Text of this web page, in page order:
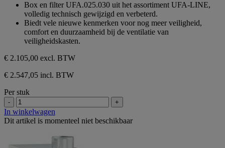
sterren.
Box en filter UFA.025.030 uit het assortiment UFA-LINE,
volledig technisch gewijzigd en verbeterd.
Biedt vele nieuwe kenmerken voor nog meer veiligheid,
comfort en duurzaamheid bij de ventilatie van
veiligheidskasten.
€ 2.105,00 excl. BTW
€ 2.547,05 incl. BTW
Per stuk
- +
In winkelwagen
Dit artikel is momenteel niet beschikbaar